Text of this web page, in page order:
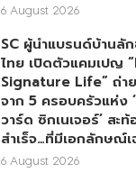
6 August 2026
SC ผู้นำแบรนด์บ้านลั
ไทย เปิดตัวแคมเปญ
Signature Life” ถ่า
จาก 5 ครอบครัวแห่ง
วาร์ด ซิกเนเจอร์’ สะ
สำเร็จ…ที่มีเอกลักษณ์
6 August 2026